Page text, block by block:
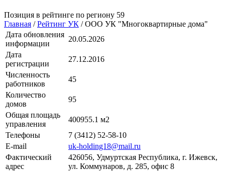
Позиция в рейтинге по региону 59
Главная / Рейтинг УК / ООО УК "Многоквартирные дома"
Дата обновления
информации
20.05.2026
Дата
регистрации
27.12.2016
Численность
работников
45
Количество
домов
95
Общая площадь
управления
400955.1 м2
Телефоны
7 (3412) 52-58-10
E-mail
uk-holding18@mail.ru
Фактический
адрес
426056, Удмуртская Республика, г. Ижевск,
ул. Коммунаров, д. 285, офис 8